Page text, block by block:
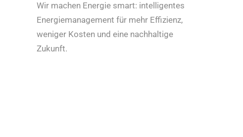
Wir machen Energie smart: intelligentes
Energiemanagement für mehr Effizienz,
weniger Kosten und eine nachhaltige
Zukunft.